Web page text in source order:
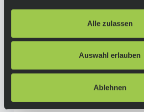
Alle zulassen
Auswahl erlauben
Ablehnen